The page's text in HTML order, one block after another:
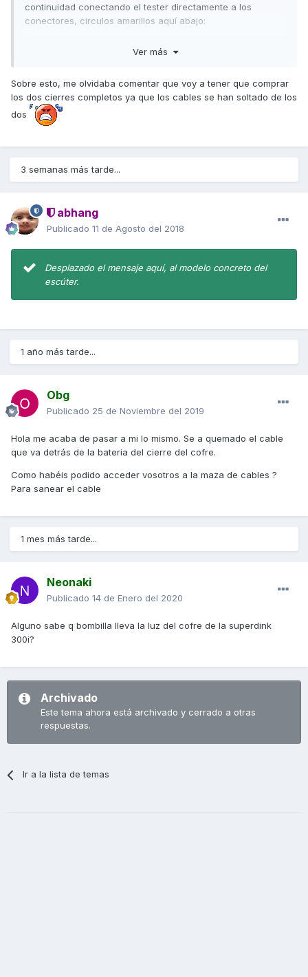
continuidad conectando el tester directamente a los
conectores, circulos amarillos aquí abajo:
Ver más
Sobre esto, me olvidaba comentar que voy a tener que comprar
los dos cierres completos ya que los cables se han soltado de los
dos
3 semanas más tarde...
abhang
Publicado 11 de Agosto del 2018
Desplazado el mensaje aquí, al modelo concreto del
escúter.
1 año más tarde...
Obg
Publicado 25 de Noviembre del 2019
Hola me acaba de pasar a mi lo mismo. Se a quemado el cable
que va detrás de la bateria del cierre del cofre.
Como habéis podido acceder vosotros a la maza de cables ?
Para sanear el cable
1 mes más tarde...
Neonaki
Publicado 14 de Enero del 2020
Alguno sabe q bombilla lleva la luz del cofre de la superdink
300i?
Archivado
Este tema ahora está archivado y cerrado a otras
respuestas.
Ir a la lista de temas